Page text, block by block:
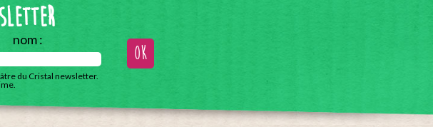
nom :
du Cristal newsletter.